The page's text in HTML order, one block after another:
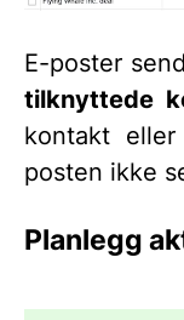
E-poster
tilknyttede
kontakt
posten ikke
Planlegg